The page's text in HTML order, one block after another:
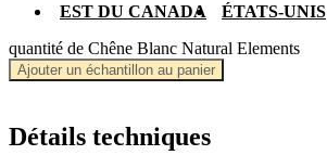
EST DU CANADA
ÉTATS-UNIS
quantité de Chêne Blanc Natural Elements
Ajouter un échantillon au panier
Détails techniques